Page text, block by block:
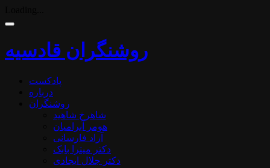
روشنگران قادسیه
پادکست
درباره
روشنگران
شاهرخ شاهید
هومر آبرامیان
آزاد فارسانی
دکتر میترا بابک
دکتر جلال ایجادی